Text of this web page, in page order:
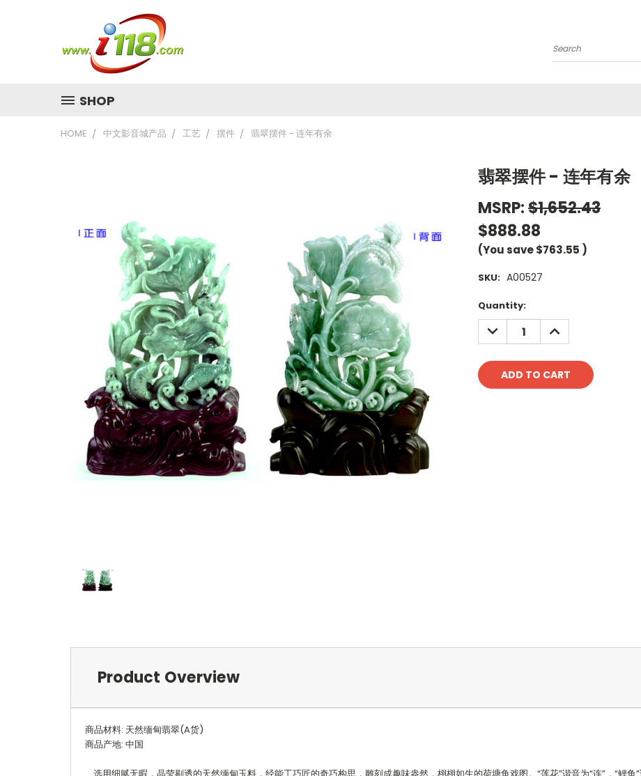
Search
SHOP
HOME 中文影音城产品 工艺 摆件 翡翠摆件 - 连年有余
翡翠摆件 - 连年有余
MSRP:$1,652.43
$888.88
(You save$763.55 )
SKU: A00527
Current
Stock:
Quantity:
DECREASE
QUANTITY:
INCREASE
QUANTITY:
Product Overview
商品材料: 天然缅甸翡翠(A货)
商品产地: 中国